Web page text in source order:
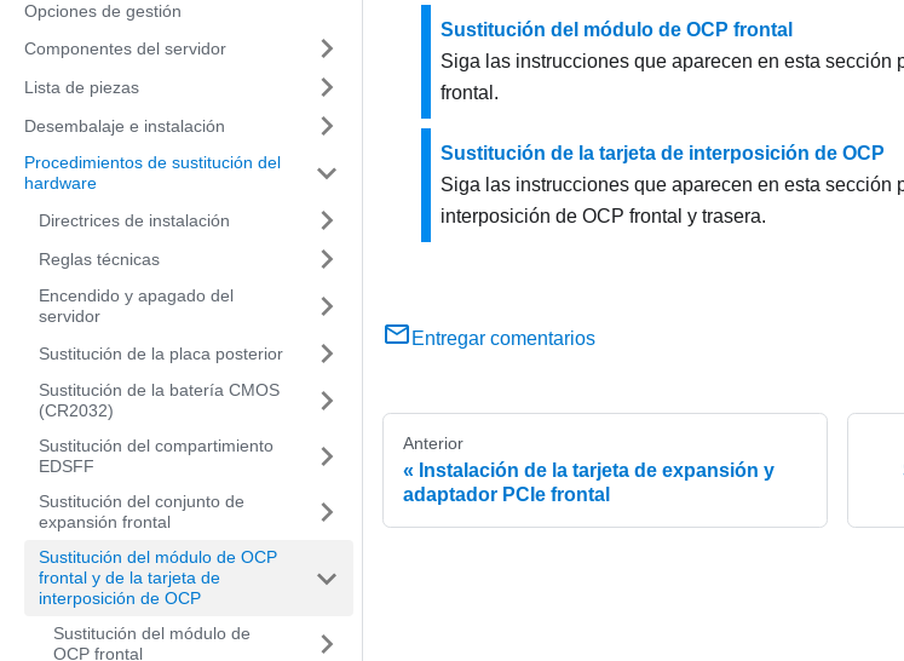
Opciones de gestión
Componentes del servidor
Lista de piezas
Desembalaje e instalación
Procedimientos de sustitución del
hardware
Directrices de instalación
Reglas técnicas
Encendido y apagado del
servidor
Sustitución de la placa posterior
Sustitución de la batería CMOS
(CR2032)
Sustitución del compartimiento
EDSFF
Sustitución del conjunto de
expansión frontal
Sustitución del módulo de OCP
frontal y de la tarjeta de
interposición de OCP
Sustitución del módulo de
OCP frontal
Sustitución del módulo de OCP frontal
Siga las instrucciones que aparecen en esta sección
frontal.
Sustitución de la tarjeta de interposición de OCP
Siga las instrucciones que aparecen en esta sección
interposición de OCP frontal y trasera.
Entregar comentarios
Anterior
Instalación de la tarjeta de expansión y
adaptador PCIe frontal